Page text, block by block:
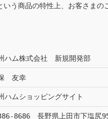
う商品の特性上、お客さまの
ハム株式会社 新規開発部
友幸
ハムショッピングサイト
8686 長野県上田市下塩尻